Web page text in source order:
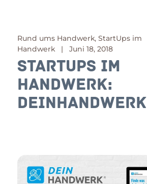
Rund ums Handwerk, StartUps im
Handwerk | Juni 18, 2018
StartUps im
Handwerk:
DeinHandwerk